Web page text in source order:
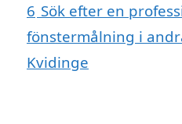
6 Sök efter en
fönstermålning i
Kvidinge